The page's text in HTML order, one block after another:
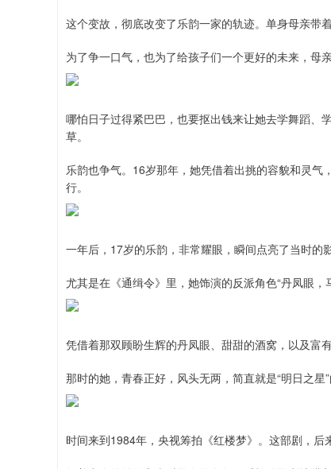
这个变故，彻底改变了乐韵一家的轨迹。单身母亲带
为了争一口气，也为了给孩子们一个更好的未来，母
哪怕日子过得紧巴巴，也要抠出钱来让她去学舞蹈、
草。
乐韵也争气。16岁那年，她凭借着出挑的容貌和灵
行。
一年后，17岁的乐韵，非常耀眼，瞬间点亮了当时的
尤其是在《通缉令》里，她饰演的反派角色“丹凤眼，
凭借着那双顾盼生辉的丹凤眼、甜甜的酒窝，以及富
那时的她，青春正好，风头无两，简直就是“明日之
时间来到1984年，央视筹拍《红楼梦》。这部剧，后